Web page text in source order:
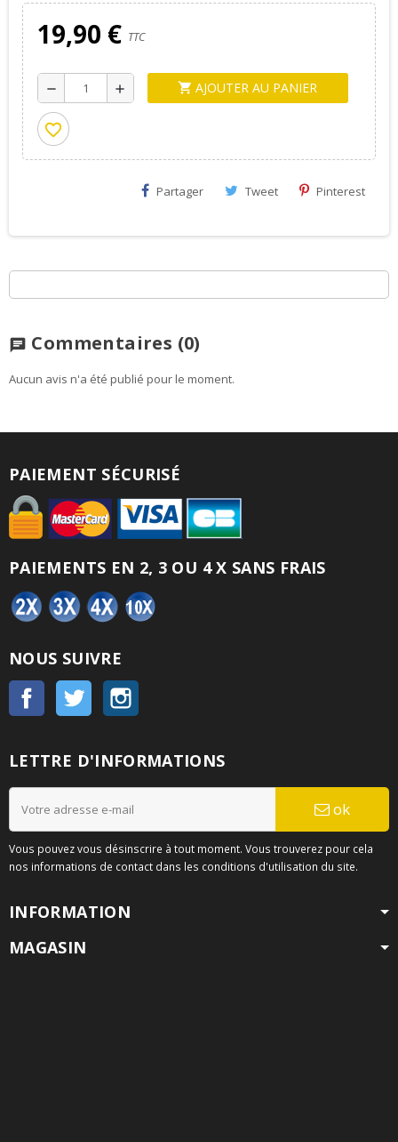
19,90 € TTC
remove add shopping_cart AJOUTER AU PANIER
favorite_border
Partager Tweet Pinterest
chat Commentaires (0)
Aucun avis n'a été publié pour le moment.
PAIEMENT SÉCURISÉ
PAIEMENTS EN 2, 3 OU 4 X SANS FRAIS
NOUS SUIVRE
Facebook Twitter
LETTRE D'INFORMATIONS
ok
Vous pouvez vous désinscrire à tout moment. Vous trouverez pour cela
nos informations de contact dans les conditions d'utilisation du site.
INFORMATION
MAGASIN